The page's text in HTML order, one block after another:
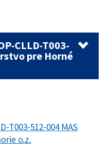
CLLD-T003-
pre Horné
T003-512-004 MAS
o.z.